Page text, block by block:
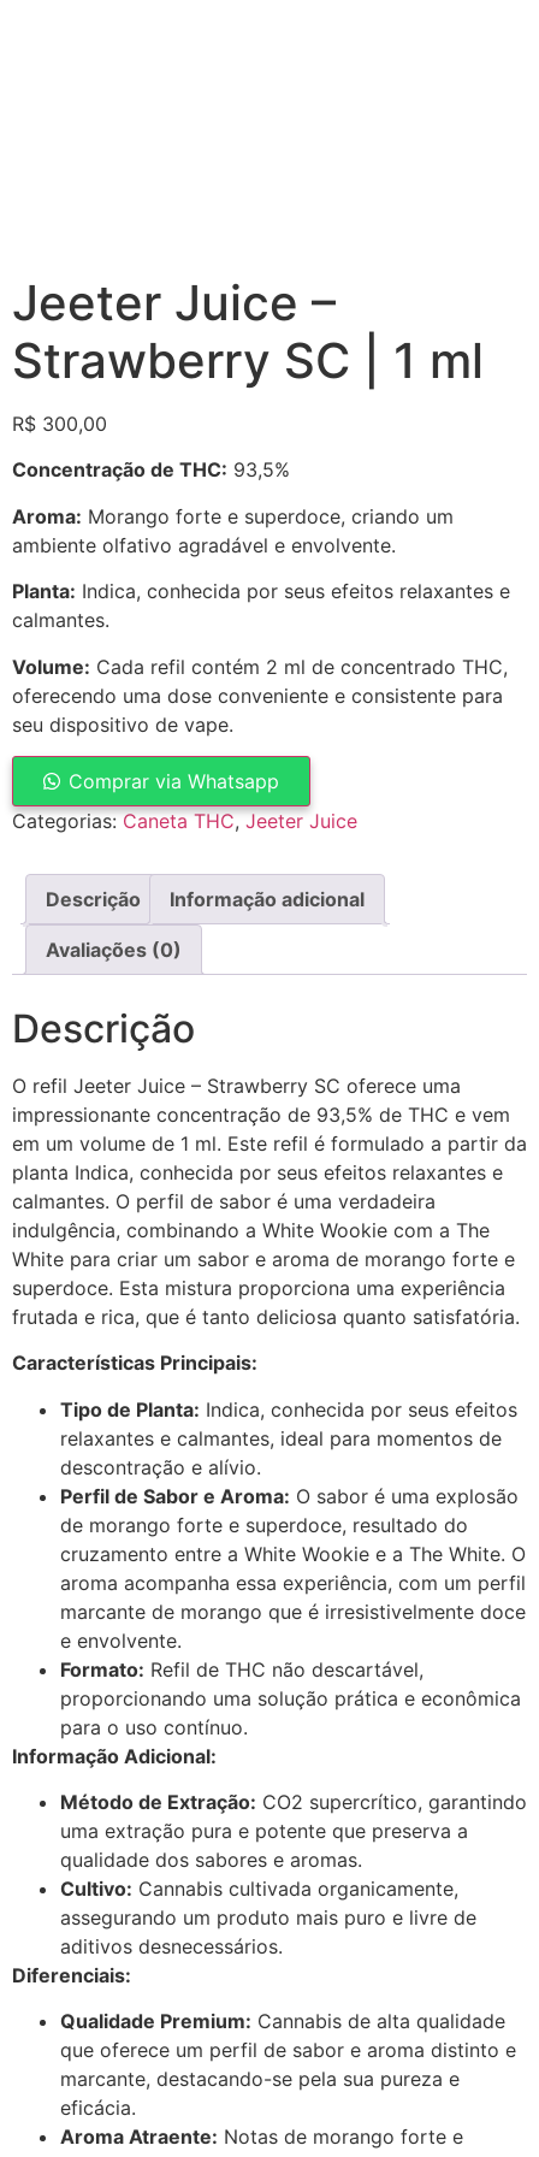
Jeeter Juice –
Strawberry SC | 1 ml
R$ 300,00
Concentração de THC: 93,5%
Aroma: Morango forte e superdoce, criando um
ambiente olfativo agradável e envolvente.
Planta: Indica, conhecida por seus efeitos relaxantes e
calmantes.
Volume: Cada refil contém 2 ml de concentrado THC,
oferecendo uma dose conveniente e consistente para
seu dispositivo de vape.
Comprar via Whatsapp
Categorias:Caneta THC,Jeeter Juice
Descrição Informação adicional
Avaliações (0)
Descrição
O refil Jeeter Juice – Strawberry SC oferece uma
impressionante concentração de 93,5% de THC e vem
em um volume de 1 ml. Este refil é formulado a partir da
planta Indica, conhecida por seus efeitos relaxantes e
calmantes. O perfil de sabor é uma verdadeira
indulgência, combinando a White Wookie com a The
White para criar um sabor e aroma de morango forte e
superdoce. Esta mistura proporciona uma experiência
frutada e rica, que é tanto deliciosa quanto satisfatória.
Características Principais:
Tipo de Planta: Indica, conhecida por seus efeitos
relaxantes e calmantes, ideal para momentos de
descontração e alívio.
Perfil de Sabor e Aroma: O sabor é uma explosão
de morango forte e superdoce, resultado do
cruzamento entre a White Wookie e a The White. O
aroma acompanha essa experiência, com um perfil
marcante de morango que é irresistivelmente doce
e envolvente.
Formato: Refil de THC não descartável,
proporcionando uma solução prática e econômica
para o uso contínuo.
Informação Adicional:
Método de Extração: CO2 supercrítico, garantindo
uma extração pura e potente que preserva a
qualidade dos sabores e aromas.
Cultivo: Cannabis cultivada organicamente,
assegurando um produto mais puro e livre de
aditivos desnecessários.
Diferenciais:
Qualidade Premium: Cannabis de alta qualidade
que oferece um perfil de sabor e aroma distinto e
marcante, destacando-se pela sua pureza e
eficácia.
Aroma Atraente: Notas de morango forte e